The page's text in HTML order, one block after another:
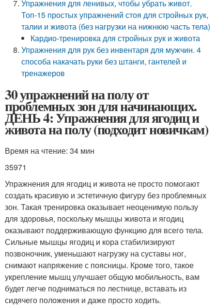
Упражнения для ленивых, чтобы убрать живот.
Топ-15 простых упражнений стоя для стройных рук,
талии и живота (без нагрузки на нижнюю часть тела)
Кардио-тренировка для стройных рук и живота
Упражнения для рук без инвентаря для мужчин. 4
способа накачать руки без штанги, гантелей и
тренажеров
30 упражнений на полу от
проблемных зон для начинающих.
ДЕНЬ 4: Упражнения для ягодиц и
живота на полу (подходит новичкам)
Время на чтение: 34 мин
35971
Упражнения для ягодиц и живота не просто помогают
создать красивую и эстетичную фигуру без проблемных
зон. Такая тренировка оказывает неоценимую пользу
для здоровья, поскольку мышцы живота и ягодиц
оказывают поддерживающую функцию для всего тела.
Сильные мышцы ягодиц и кора стабилизируют
позвоночник, уменьшают нагрузку на суставы ног,
снимают напряжение с поясницы. Кроме того, такое
укрепление мышц улучшает общую мобильность, вам
будет легче подниматься по лестнице, вставать из
сидячего положения и даже просто ходить.